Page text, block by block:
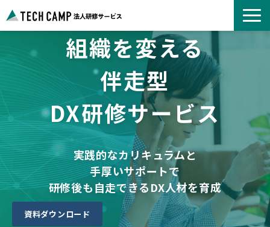
よくあるご質問
お知らせ
事例紹介一覧
コース一覧
選ばれる理由
パートナー募集
組織を変える
伴走型
DX研修サービス
実践的なカリキュラムと
手厚いサポートで
研修後も自走できるDX人材を育成
資料ダウンロード